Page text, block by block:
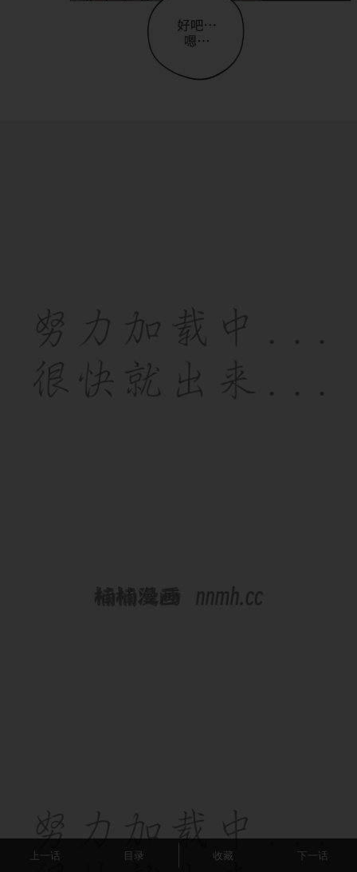
上一话 目录 收藏 下一话